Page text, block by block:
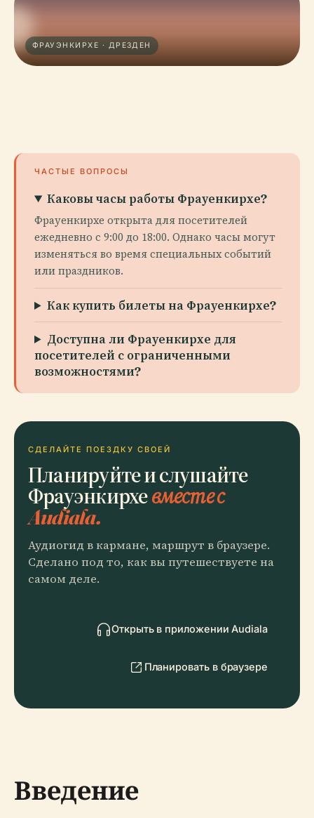
ФРАУЭНКИРХЕ · ДРЕЗДЕН
ЧАСТЫЕ ВОПРОСЫ
Каковы часы работы Фрауенкирхе?
Фрауенкирхе открыта для посетителей
ежедневно с 9:00 до 18:00. Однако часы могут
изменяться во время специальных событий
или праздников.
Как купить билеты на Фрауенкирхе?
Доступна ли Фрауенкирхе для
посетителей с ограниченными
возможностями?
СДЕЛАЙТЕ ПОЕЗДКУ СВОЕЙ
Планируйте и слушайте
Фрауэнкирхевместе с
Audiala.
Аудиогид в кармане, маршрут в браузере.
Сделано под то, как вы путешествуете на
самом деле.
Открыть в приложении Audiala
Планировать в браузере
Введение